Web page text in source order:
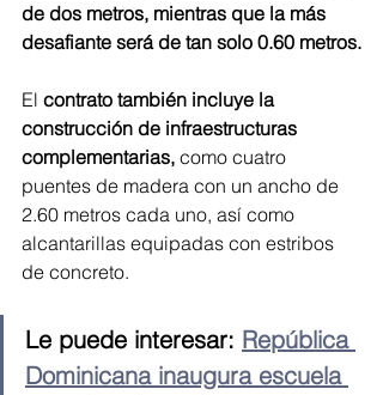
de dos metros, mientras que la más
desafiante será de tan solo 0.60 metros.
El contrato también incluye la
construcción de infraestructuras
complementarias, como cuatro
puentes de madera con un ancho de
2.60 metros cada uno, así como
alcantarillas equipadas con estribos
de concreto.
Le puede interesar: República
Dominicana inaugura escuela